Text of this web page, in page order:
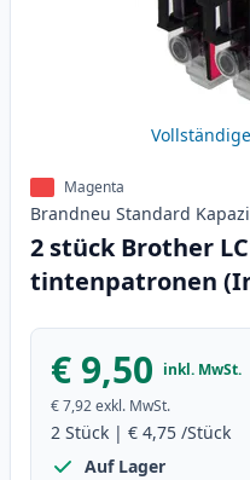
Magenta
Brandneu Standard
2 stück Brother
tintenpatronen
€ 9,50 inkl. MwSt.
€ 7,92exkl. MwSt.
2 Stück | € 4,75 /Stück
Auf Lager